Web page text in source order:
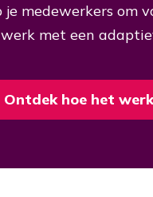
je medewerkers om
met een
Ontdek hoe het